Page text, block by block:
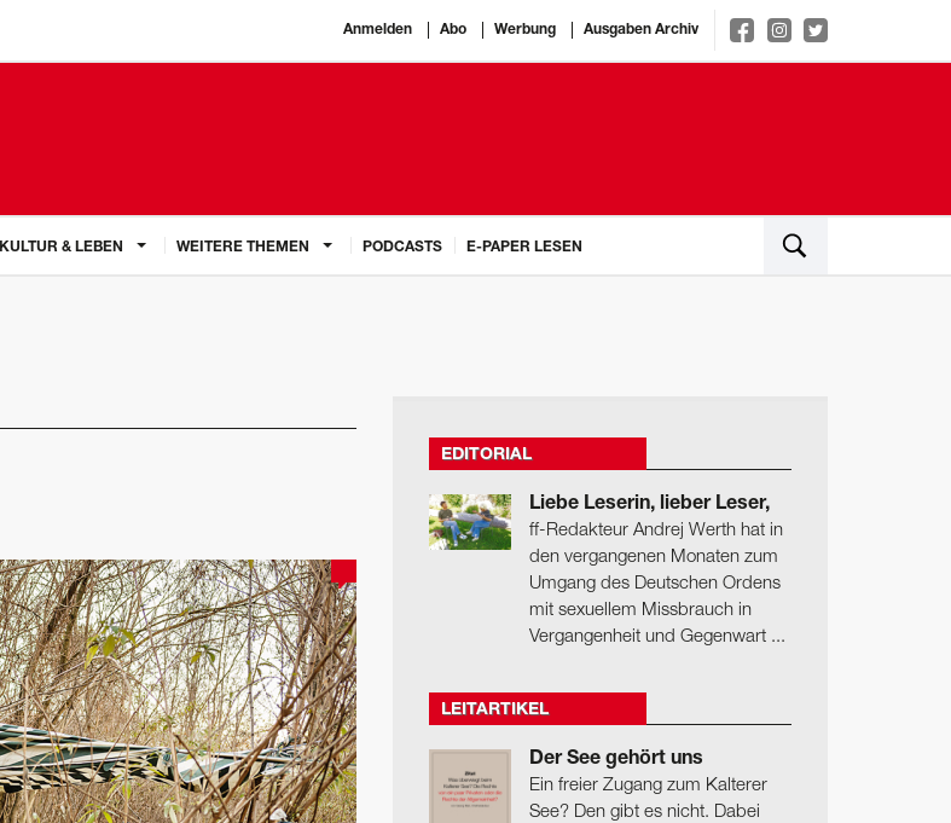
Anmelden Abo Werbung Ausgaben Archiv
KULTUR & LEBEN WEITERE THEMEN PODCASTS E-PAPER LESEN
EDITORIAL
Liebe Leserin, lieber Leser,
ff-Redakteur Andrej Werth hat in
den vergangenen Monaten zum
Umgang des Deutschen Ordens
mit sexuellem Missbrauch in
Vergangenheit und Gegenwart ...
LEITARTIKEL
Der See gehört uns
Ein freier Zugang zum Kalterer
See? Den gibt es nicht. Dabei